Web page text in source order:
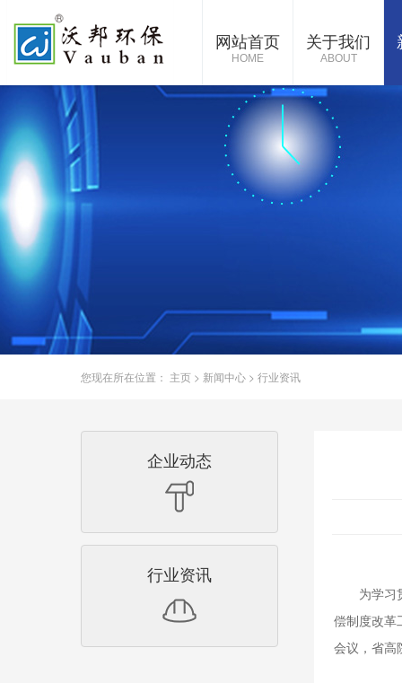
网站首页
HOME
关于我们
ABOUT
您现在所在位置： 主页 > 新闻中心 > 行业资讯
企业动态
行业资讯
为学习贯
偿制度改革
会议，省高